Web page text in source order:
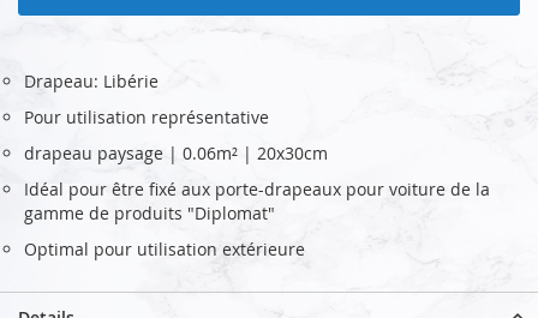
Drapeau: Libérie
Pour utilisation représentative
drapeau paysage | 0.06m² | 20x30cm
Idéal pour être fixé aux porte-drapeaux pour voiture de la
gamme de produits "Diplomat"
Optimal pour utilisation extérieure